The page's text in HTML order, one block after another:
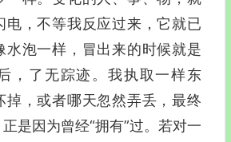
电，不等我反应过来，它就已
水泡一样，冒出来的时候就是
，了无踪迹。我执取一样东
掉，或者哪天忽然弄丢，最终
是因为曾经“拥有”过。若对一